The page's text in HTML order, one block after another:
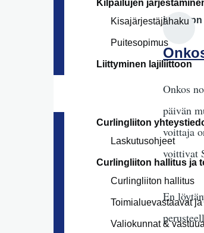
Kilpailujen
Kisajärjestäjähaku
Puitesopimus
Liittyminen lajiliittoon
Curlingliiton
Laskutusohjeet
Curlingliiton hallitus ja
Curlingliiton hallitus
Toimialuevastaavat
Valiokunnat &
jussiupn
Onkos
päivän
voittaja
voittivat
En